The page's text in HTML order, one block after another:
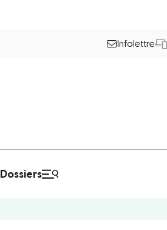
Infolettre
Dossiers